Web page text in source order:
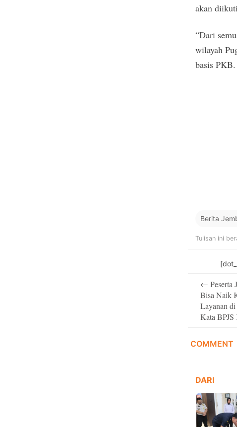
akan
“Dari
wilayah
basis
Berita
Tulisan ini
navigation
←
Bisa Naik
Layanan
Kata BPJS
COMMENT
DARI